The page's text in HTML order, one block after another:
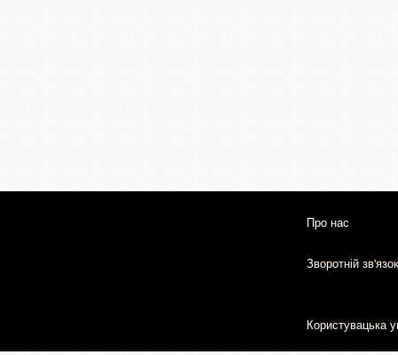
Про нас
Зворотній зв'язок
Користувацька